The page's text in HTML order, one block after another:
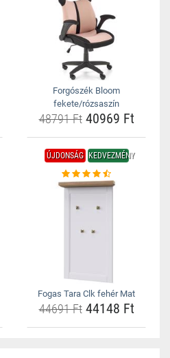
Forgószék Bloom
fekete/rózsaszín
48791 Ft40969 Ft
ÚJDONSÁG KEDVEZMÉNY
Fogas Tara Clk fehér Mat
44691 Ft44148 Ft